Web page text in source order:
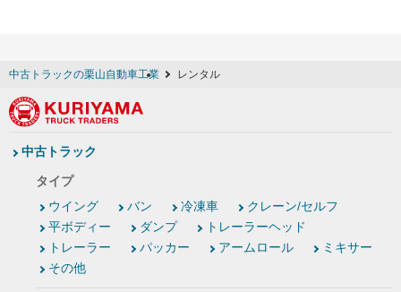
中古トラックの栗山自動車工業 レンタル
中古トラック
タイプ
ウイング
バン 冷凍車
クレーン/セルフ
平ボディー
ダンプ
トレーラーヘッド
トレーラー
パッカー アームロール
ミキサー
その他